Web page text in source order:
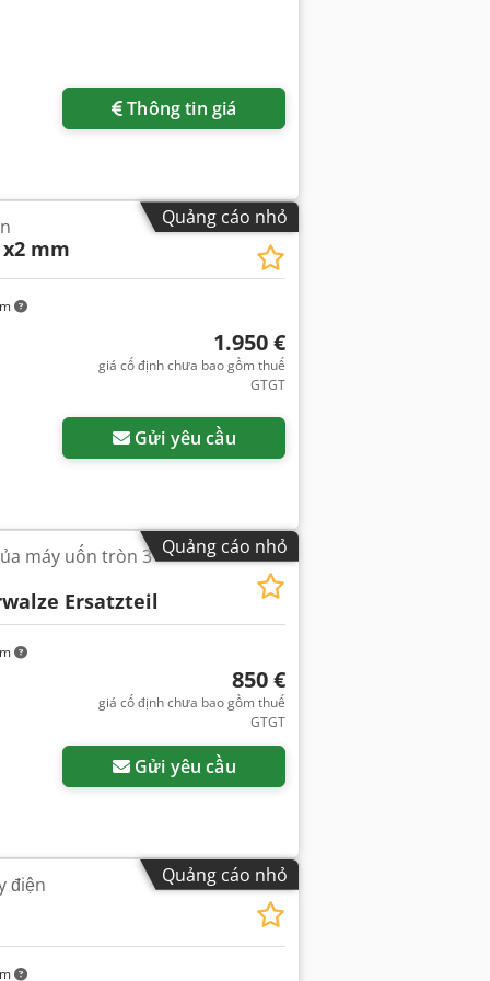
Thông tin giá
Quảng cáo nhỏ
x2 mm
1.950 €
giá cố định chưa bao gồm thuế
GTGT
Gửi yêu cầu
Quảng cáo nhỏ
máy uốn tròn 3
Ersatzteil
850 €
giá cố định chưa bao gồm thuế
GTGT
Gửi yêu cầu
Quảng cáo nhỏ
điện